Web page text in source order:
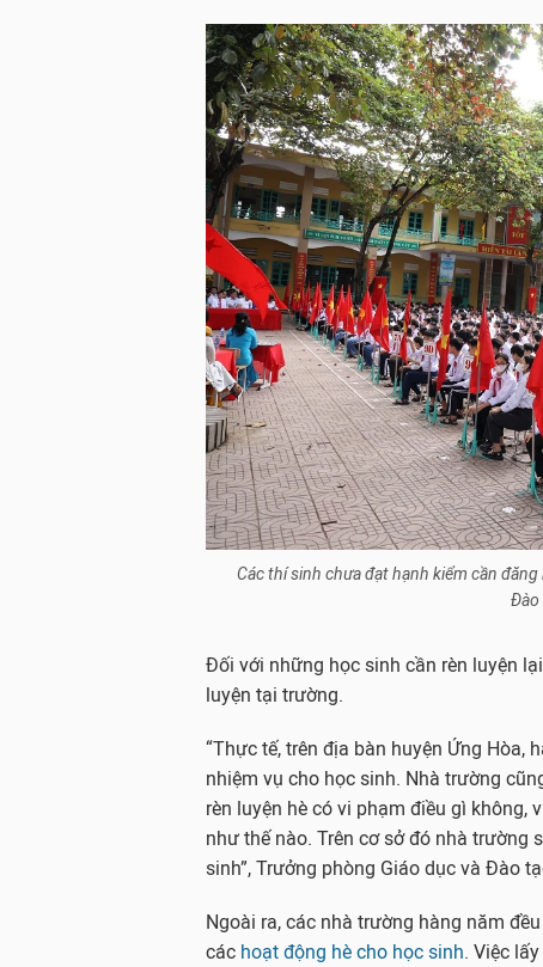
Các thí sinh chưa đạt hạnh kiểm cần
Đào
Đối với những học sinh cần rèn luyện
luyện tại trường.
“Thực tế, trên địa bàn huyện Ứng Hòa,
nhiệm vụ cho học sinh. Nhà trường
rèn luyện hè có vi phạm điều gì
như thế nào. Trên cơ sở đó nhà trường
sinh”, Trưởng phòng Giáo dục và Đào
Ngoài ra, các nhà trường hàng năm
các hoạt động hè cho học sinh. Việc